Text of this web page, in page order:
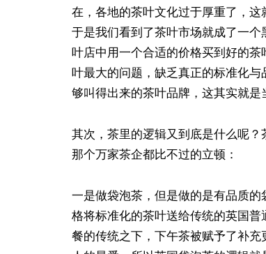
在，各地的茶叶文化过于厚重了，
于是我们看到了茶叶市场就成了一
叶店中用一个合适的价格买到好的
叶最大的问题，缺乏真正的标准化
够叫得出来的茶叶品牌，这其实就是
其次，茶里的逻辑又到底是什么呢
那个万家茶企都比不过的立顿：
一是做袋泡茶，但是做的是有品质
格将标准化的茶叶送给传统的英国
餐的传统之下，下午茶被赋予了补